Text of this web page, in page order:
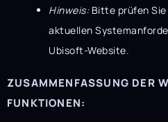
Hinweis:Bitte prüfen Sie
aktuellen
Ubisoft-Website.
ZUSAMMENFASSUNG DER
FUNKTIONEN: